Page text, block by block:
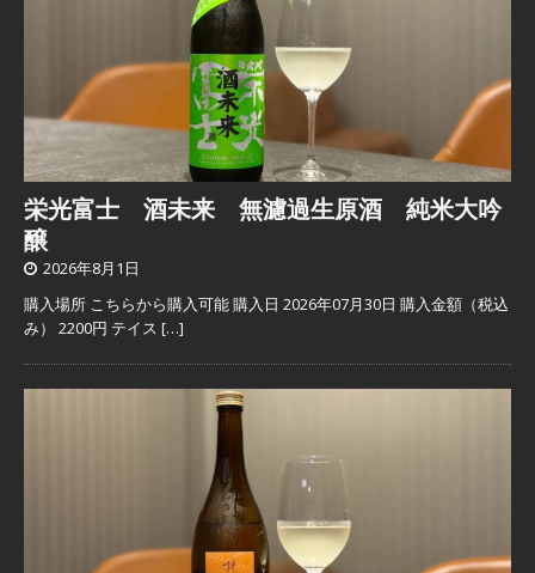
栄光富士 酒未来 無濾過生原酒 純米大吟
醸
2026年8月1日
購入場所 こちらから購入可能 購入日 2026年07月30日 購入金額（税込
み） 2200円 テイス […]